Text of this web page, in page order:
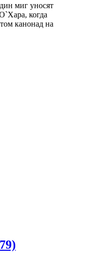
миг уносят
когда
канонад на